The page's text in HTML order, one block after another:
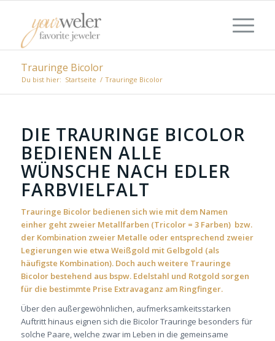
Trauringe Bicolor
Du bist hier: Startseite / Trauringe Bicolor
DIE TRAURINGE BICOLOR
BEDIENEN ALLE
WÜNSCHE NACH EDLER
FARBVIELFALT
Trauringe Bicolor bedienen sich wie mit dem Namen
einher geht zweier Metallfarben (Tricolor = 3 Farben) bzw.
der Kombination zweier Metalle oder entsprechend zweier
Legierungen wie etwa Weißgold mit Gelbgold (als
häufigste Kombination). Doch auch weitere Trauringe
Bicolor bestehend aus bspw. Edelstahl und Rotgold sorgen
für die bestimmte Prise Extravaganz am Ringfinger.
Über den außergewöhnlichen, aufmerksamkeitsstarken
Auftritt hinaus eignen sich die Bicolor Trauringe besonders für
solche Paare, welche zwar im Leben in die gemeinsame